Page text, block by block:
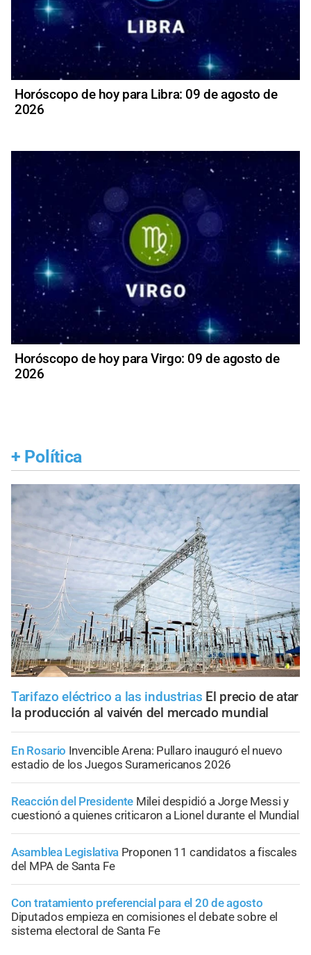
Horóscopo de hoy para Libra: 09 de agosto de
2026
Horóscopo de hoy para Virgo: 09 de agosto de
2026
+ Política
Tarifazo eléctrico a las industrias El precio de atar
la producción al vaivén del mercado mundial
En Rosario Invencible Arena: Pullaro inauguró el nuevo
estadio de los Juegos Suramericanos 2026
Reacción del Presidente Milei despidió a Jorge Messi y
cuestionó a quienes criticaron a Lionel durante el Mundial
Asamblea Legislativa Proponen 11 candidatos a fiscales
del MPA de Santa Fe
Con tratamiento preferencial para el 20 de agosto
Diputados empieza en comisiones el debate sobre el
sistema electoral de Santa Fe